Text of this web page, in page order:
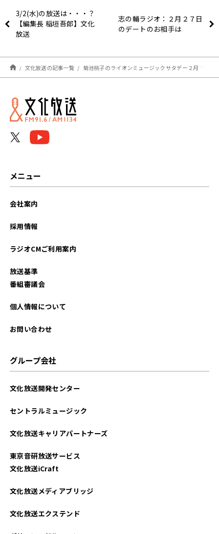
3/2(水)の放送は・・・？
【編集長 稲垣吾郎】文化
放送
志の輔ラジオ：２月２７日
のデートのお相手は
文化放送の記事一覧 菊池桃子のライオンミュージックサタデー２月２６日は“船・SHIPソングコレクション”でした！
メニュー
会社案内
採用情報
ラジオCMご利用案内
放送基準
番組審議会
個人情報について
お問い合わせ
グループ会社
文化放送開発センター
セントラルミュージック
文化放送キャリアパートナーズ
東京音研放送サービス
文化放送iCraft
文化放送メディアブリッジ
文化放送エクステンド